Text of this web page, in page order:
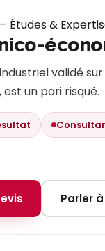
Études &
validé
un pari risqué.
Parler